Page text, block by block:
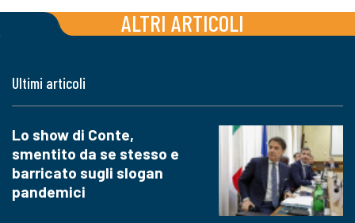
ALTRI ARTICOLI
Ultimi articoli
Lo show di Conte,
smentito da se stesso e
barricato sugli slogan
pandemici